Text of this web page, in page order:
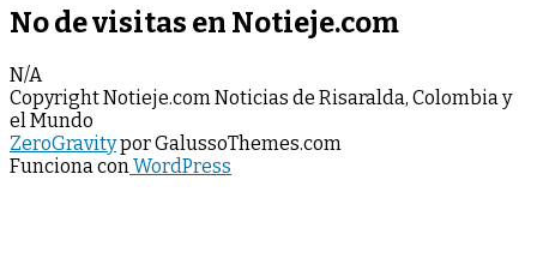
No de visitas en Notieje.com
N/A
Copyright Notieje.com Noticias de Risaralda, Colombia y
el Mundo
ZeroGravitypor GalussoThemes.com
Funciona conWordPress